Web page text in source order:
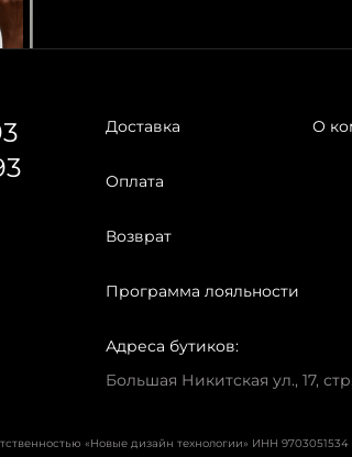
Доставка
Оплата
Возврат
Программа лояльности
О
Адреса бутиков:
Большая Никитская ул., 17,
«Новые дизайн технологии» ИНН